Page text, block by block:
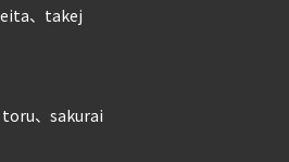
、takej
toru、sakurai